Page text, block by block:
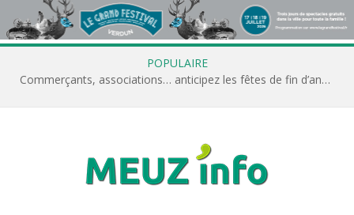
POPULAIRE
Commerçants, associations… anticipez les fêtes de fin d’année avec Meuz’Info